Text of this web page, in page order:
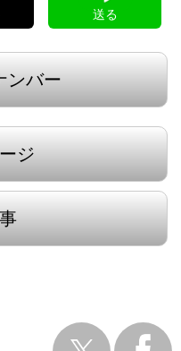
送る
ンバー
ジ